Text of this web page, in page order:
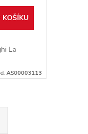
KOŠÍKU
La
AS00003113